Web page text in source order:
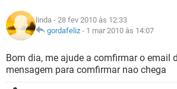
GUIA DE COMPRAS
INSTAGRAM
GUIA DE COMPRAS
CELULAR
OUTLOOK EXCEL
INSTAGRAM
GUIA DE COMPRAS
JOGOS
CELULAR
OUTLOOK EXCEL
GLOSSÁRIO
JOGOS WHATSAPP
CELULAR FACEBOOK
linda - 28 fev 2010 às 12:33
gordafeliz - 1 mar 2010 às 14:07
Bom dia, me ajude a comfirmar o email
mensagem para comfirmar nao chega